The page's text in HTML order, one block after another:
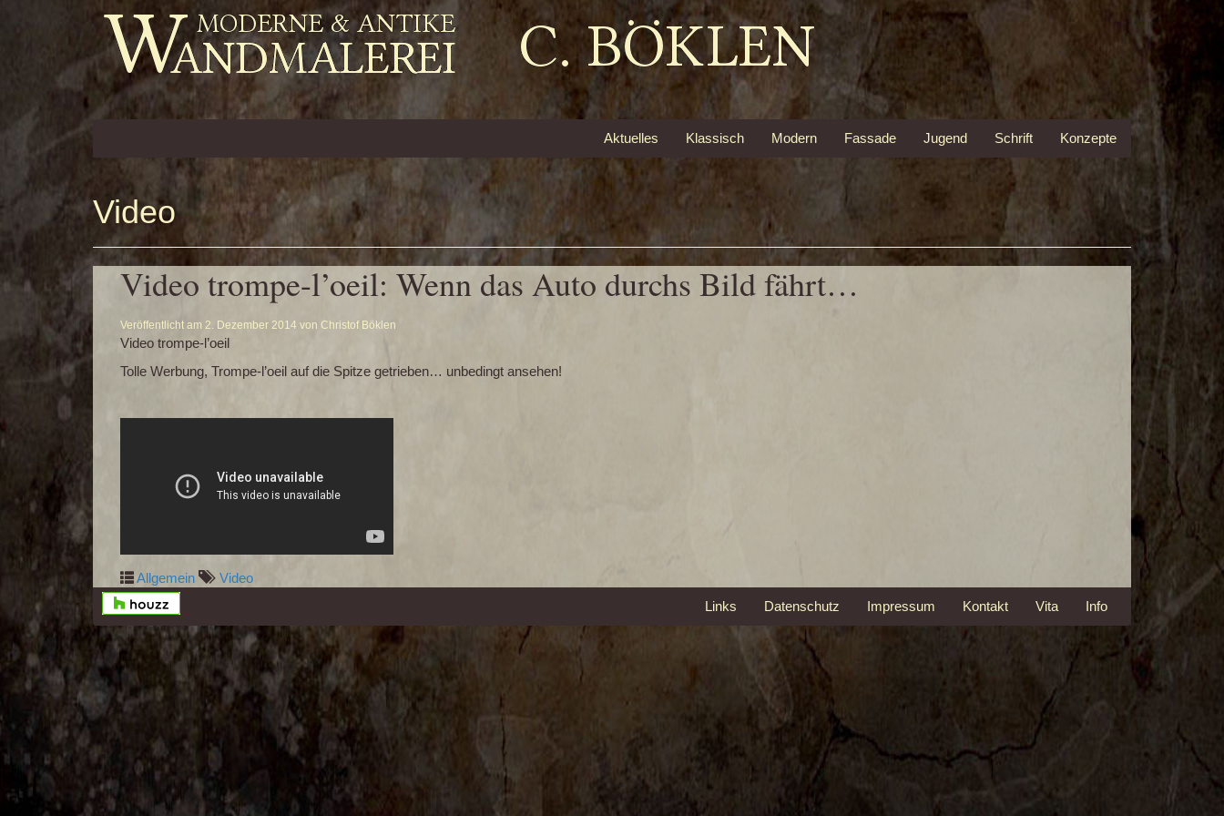
Konzepte
Schrift
Jugend
Fassade
Modern
Klassisch
Aktuelles
Video
Video trompe-l’oeil: Wenn das Auto durchs Bild fährt…
Veröffentlicht am 2. Dezember 2014 von Christof Böklen
Video trompe-l’oeil
Tolle Werbung, Trompe-l’oeil auf die Spitze getrieben… unbedingt ansehen!
Allgemein
Video
Info
Vita
Kontakt
Impressum
Datenschutz
Links